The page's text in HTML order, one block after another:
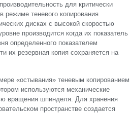
для критически
теневого копирования
дисках с высокой скоростью
производится когда их показатель
определенного показателем
их резервная копия сохраняется на
«остывания» теневым копированием
используются механические
вращения шпинделя. Для хранения
пространстве создается